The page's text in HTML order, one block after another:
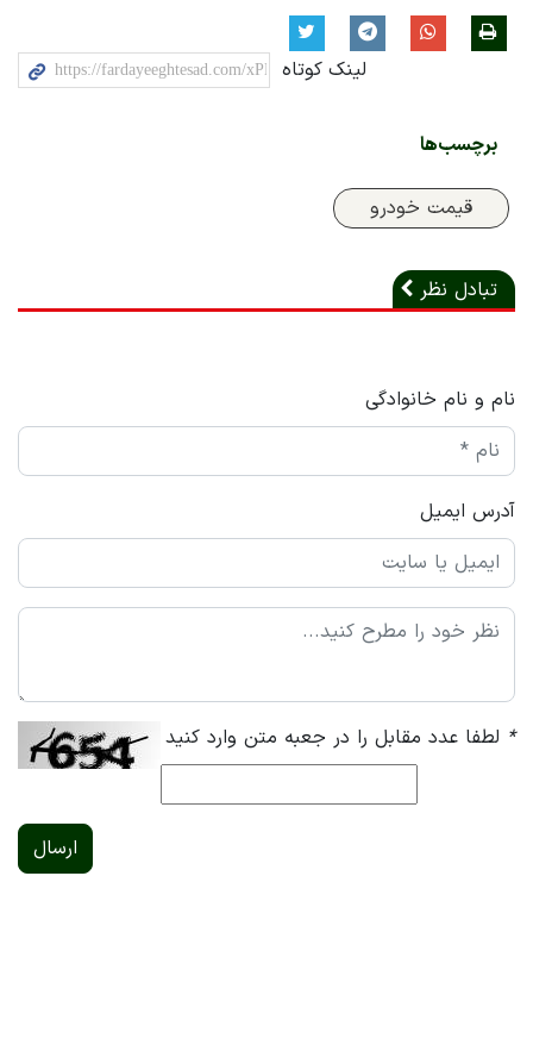
لینک کوتاه
برچسب‌ها
قیمت خودرو
تبادل نظر
نام و نام خانوادگی
آدرس ایمیل
* لطفا عدد مقابل را در جعبه متن وارد کنید
ارسال